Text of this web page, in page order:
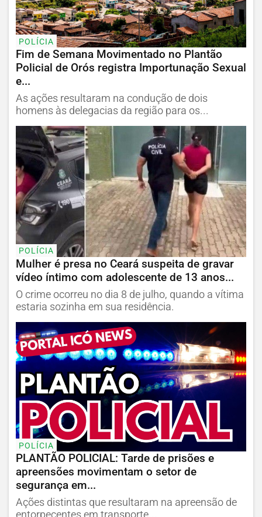
POLÍCIA
Fim de Semana Movimentado no Plantão
Policial de Orós registra Importunação Sexual
e...
As ações resultaram na condução de dois
homens às delegacias da região para os...
POLÍCIA
Mulher é presa no Ceará suspeita de gravar
vídeo íntimo com adolescente de 13 anos...
O crime ocorreu no dia 8 de julho, quando a vítima
estaria sozinha em sua residência.
POLÍCIA
PLANTÃO POLICIAL: Tarde de prisões e
apreensões movimentam o setor de
segurança em...
Ações distintas que resultaram na apreensão de